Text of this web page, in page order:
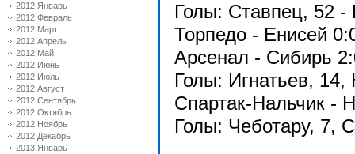
2012 Январь
2012 Февраль
2012 Март
2012 Апрель
2012 Май
2012 Июнь
2012 Июль
2012 Август
2012 Сентябрь
2012 Октябрь
2012 Ноябрь
2012 Декабрь
2013 Январь
Голы: Ставпец, 52 -
Торпедо - Енисей
Арсенал - Сибирь
Голы: Игнатьев, 14,
Спартак-Нальчик -
Голы: Чеботару, 7,